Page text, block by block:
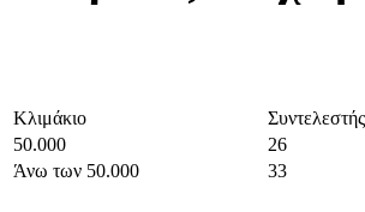
Κλιμάκιο
50.000
26
Άνω των 50.000
33